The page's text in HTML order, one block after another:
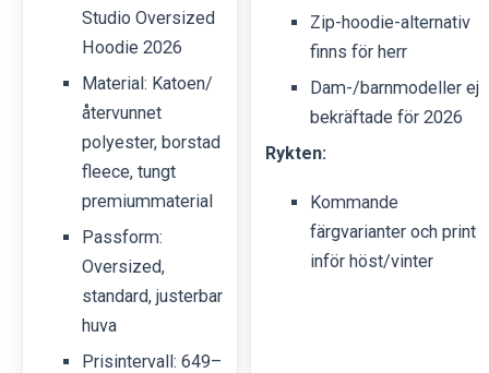
Studio Oversized
Hoodie 2026
Material: Katoen/
återvunnet
polyester, borstad
fleece, tungt
premiummaterial
Passform:
Oversized,
standard, justerbar
huva
Prisintervall: 649–
Zip-hoodie-alternativ
finns för herr
Dam-/barnmodeller ej
bekräftade för 2026
Rykten:
Kommande
färgvarianter och print
inför höst/vinter